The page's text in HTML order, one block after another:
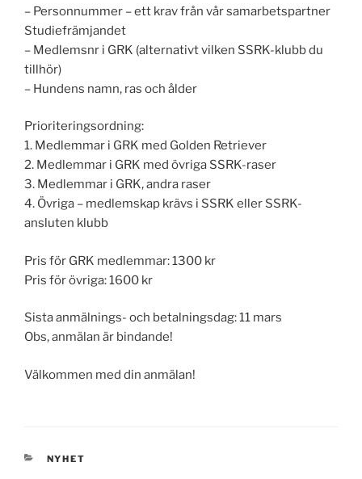
– Personnummer – ett krav från vår samarbetspartner
Studiefrämjandet
– Medlemsnr i GRK (alternativt vilken SSRK-klubb du
tillhör)
– Hundens namn, ras och ålder
Prioriteringsordning:
1. Medlemmar i GRK med Golden Retriever
2. Medlemmar i GRK med övriga SSRK-raser
3. Medlemmar i GRK, andra raser
4. Övriga – medlemskap krävs i SSRK eller SSRK-
ansluten klubb
Pris för GRK medlemmar: 1300 kr
Pris för övriga: 1600 kr
Sista anmälnings- och betalningsdag: 11 mars
Obs, anmälan är bindande!
Välkommen med din anmälan!
KATEGORIER
NYHET